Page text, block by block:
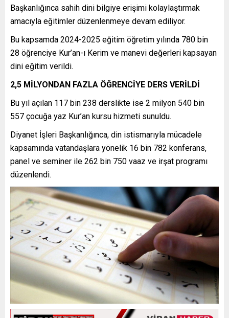
Başkanlığınca sahih dini bilgiye erişimi kolaylaştırmak
amacıyla eğitimler düzenlenmeye devam ediliyor.
Bu kapsamda 2024-2025 eğitim öğretim yılında 780 bin
28 öğrenciye Kur’an-ı Kerim ve manevi değerleri kapsayan
dini eğitim verildi.
2,5 MİLYONDAN FAZLA ÖĞRENCİYE DERS VERİLDİ
Bu yıl açılan 117 bin 238 derslikte ise 2 milyon 540 bin
557 çocuğa yaz Kur’an kursu hizmeti sunuldu.
Diyanet İşleri Başkanlığınca, din istismarıyla mücadele
kapsamında vatandaşlara yönelik 16 bin 782 konferans,
panel ve seminer ile 262 bin 750 vaaz ve irşat programı
düzenlendi.